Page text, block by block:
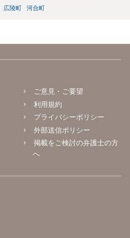
広陵町 河合町
ご意見・ご要望
利用規約
プライバシーポリシー
外部送信ポリシー
掲載をご検討の弁護士の方
へ